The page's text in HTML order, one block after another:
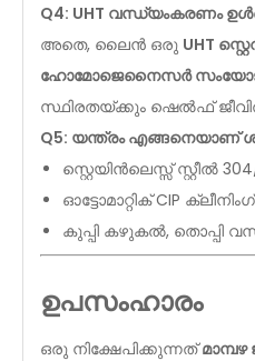
Q4: UHT വന്ധ്യംകരണം
അതെ, ലൈൻ ഒരു UHT
ഹോമോജെനൈസർ
സ്ഥിരതയ്ക്കും ഷെൽഫ്
Q5: യന്ത്രം എങ്ങനെയാണ്
സ്റ്റെയിൻലെസ്സ് സ്റ്റീൽ
ഓട്ടോമാറ്റിക് CIP ക്ലീനിംഗ്
കുപ്പി കഴുകൽ, തൊപ്പി
ഉപസംഹാരം
ഒരു നിക്ഷേപിക്കുന്നത്